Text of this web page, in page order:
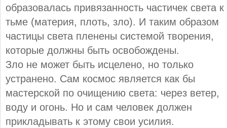
образовалась привязанность частичек света к
тьме (материя, плоть, зло). И таким образом
частицы света пленены системой творения,
которые должны быть освобождены.
Зло не может быть исцелено, но только
устранено. Сам космос является как бы
мастерской по очищению света: через ветер,
воду и огонь. Но и сам человек должен
прикладывать к этому свои усилия.